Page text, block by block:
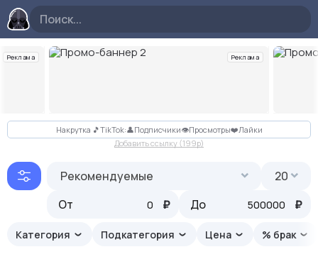
Реклама Реклама
Слайд 2 из 10
Накрутка 🎵TikTok:👤Подписчики👁Просмотры❤️Лайки
Добавить ссылку (199p)
Рекомендуемые
От
₽ До ₽
20
Категория Подкатегория Цена % брак